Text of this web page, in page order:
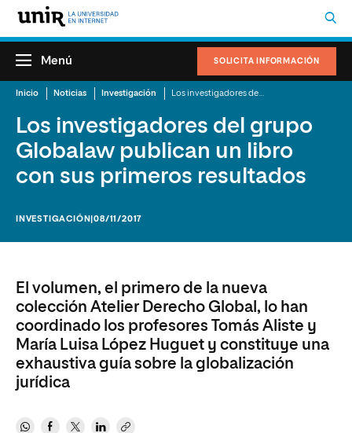
SOLICITA INFORMACIÓN
Menú
Inicio Noticias Investigación
Los investigadores del grupo
Globalaw publican un libro
con sus primeros resultados
INVESTIGACIÓN |08/11/2017
El volumen, el primero de la nueva
colección Atelier Derecho Global, lo han
coordinado los profesores Tomás Aliste y
María Luisa López Huguet y constituye una
exhaustiva guía sobre la globalización
jurídica